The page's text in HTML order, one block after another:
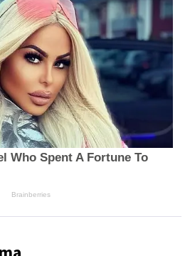
Who Spent A Fortune To
Brainberries